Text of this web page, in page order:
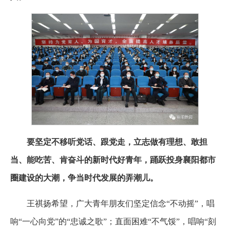
要坚定不移听党话、跟党走，立志做有理想、敢担
当、能吃苦、肯奋斗的新时代好青年，踊跃投身襄阳都市
圈建设的大潮，争当时代发展的弄潮儿。
王祺扬希望，广大青年朋友们坚定信念“不动摇”，唱
响“一心向党”的“忠诚之歌”；直面困难“不气馁”，唱响“刻